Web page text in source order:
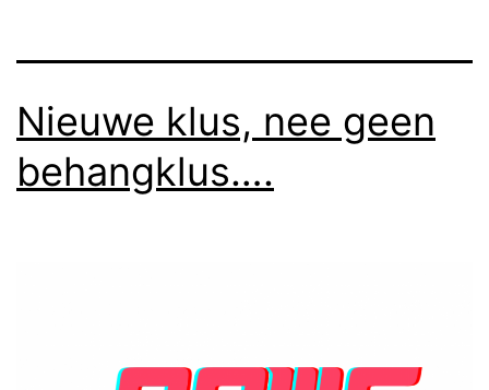
Nieuwe klus, nee geen
behangklus….